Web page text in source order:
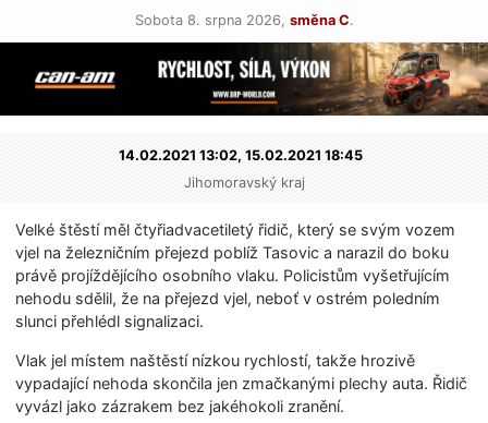
Sobota 8. srpna 2026, směna C.
14.02.2021 13:02, 15.02.2021 18:45
Jihomoravský kraj
Velké štěstí měl čtyřiadvacetiletý řidič, který se svým vozem
vjel na železničním přejezd poblíž Tasovic a narazil do boku
právě projíždějícího osobního vlaku. Policistům vyšetřujícím
nehodu sdělil, že na přejezd vjel, neboť v ostrém poledním
slunci přehlédl signalizaci.
Vlak jel místem naštěstí nízkou rychlostí, takže hrozivě
vypadající nehoda skončila jen zmačkanými plechy auta. Řidič
vyvázl jako zázrakem bez jakéhokoli zranění.